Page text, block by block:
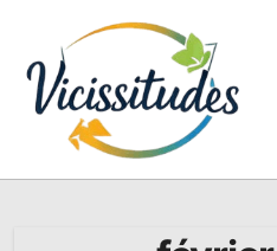
contenu